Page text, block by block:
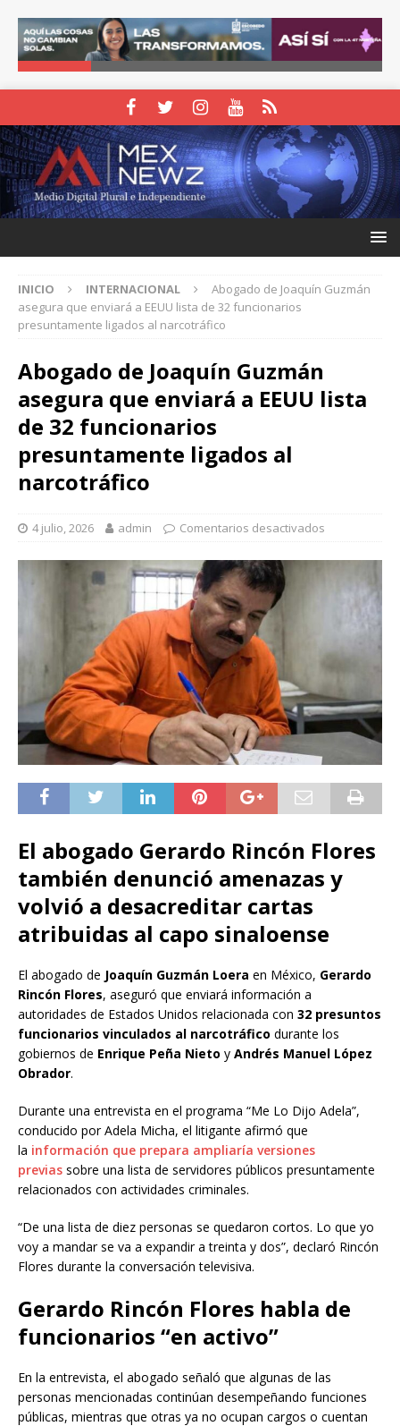
INICIO INTERNACIONAL
Abogado de Joaquín Guzmán
asegura que enviará a EEUU lista de 32 funcionarios
presuntamente ligados al narcotráfico
Abogado de Joaquín Guzmán
asegura que enviará a EEUU lista
de 32 funcionarios
presuntamente ligados al
narcotráfico
4 julio, 2026 admin Comentarios desactivados
El abogado Gerardo Rincón Flores
también denunció amenazas y
volvió a desacreditar cartas
atribuidas al capo sinaloense
El abogado de Joaquín Guzmán Loera en México, Gerardo
Rincón Flores, aseguró que enviará información a
autoridades de Estados Unidos relacionada con 32 presuntos
funcionarios vinculados al narcotráfico durante los
gobiernos de Enrique Peña Nieto y Andrés Manuel López
Obrador.
Durante una entrevista en el programa “Me Lo Dijo Adela”,
conducido por Adela Micha, el litigante afirmó que
la información que prepara ampliaría versiones
previas sobre una lista de servidores públicos presuntamente
relacionados con actividades criminales.
“De una lista de diez personas se quedaron cortos. Lo que yo
voy a mandar se va a expandir a treinta y dos”, declaró Rincón
Flores durante la conversación televisiva.
Gerardo Rincón Flores habla de
funcionarios “en activo”
En la entrevista, el abogado señaló que algunas de las
personas mencionadas continúan desempeñando funciones
públicas, mientras que otras ya no ocupan cargos o cuentan